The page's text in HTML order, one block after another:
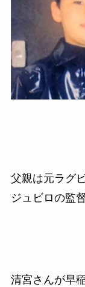
父親は元ラグ
ジュビロの監
清宮さんが早